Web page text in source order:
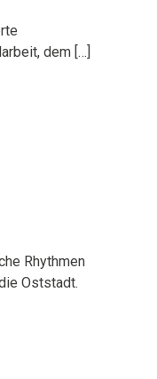
dem […]
Rhythmen
Oststadt.